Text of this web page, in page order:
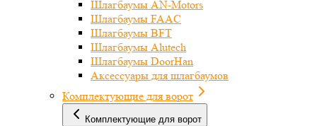
Шлагбаумы AN-Motors
Шлагбаумы FAAC
Шлагбаумы BFT
Шлагбаумы Alutech
Шлагбаумы DoorHan
Аксессуары для шлагбаумов
Комплектующие для ворот
Комплектующие для ворот